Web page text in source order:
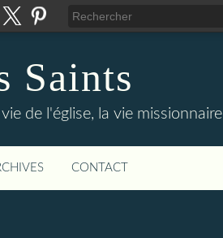
Saints
de l'église, la vie missionnaire
CONTACT